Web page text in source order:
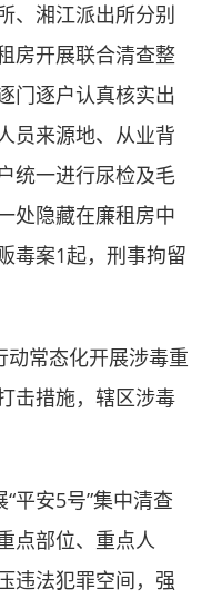
、湘江派出所分别
房开展联合清查整
门逐户认真核实出
员来源地、从业背
统一进行尿检及毛
处隐藏在廉租房中
毒案1起，刑事拘留
常态化开展涉毒重
击措施，辖区涉毒
安5号”集中清查
点部位、重点人
违法犯罪空间，强